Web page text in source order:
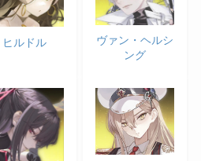
ヒルドル
ヴァン・ヘルシ
ング